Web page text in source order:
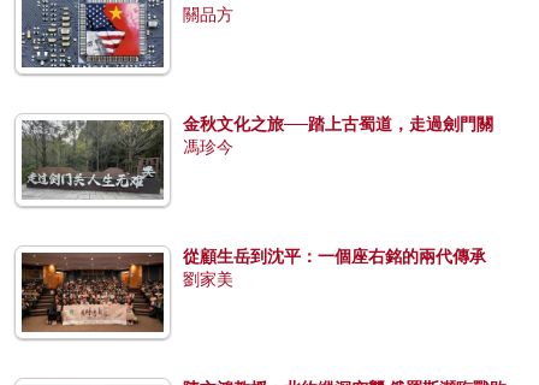
關品方
金秋文化之旅──踏上古蜀道，走過劍門關
馮珍今
從顧生岳到沈平：一個座右銘的兩代傳承
劉家美